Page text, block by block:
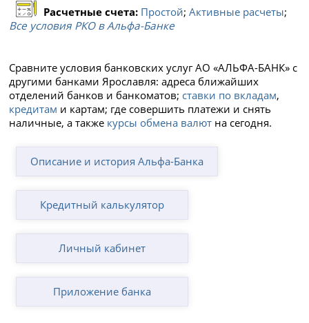
Расчетные счета: Простой;Активные расчеты;
Все условия РКО в Альфа-Банке
Сравните условия банковских услуг АО «АЛЬФА-БАНК» с
другими банками Ярославля: адреса ближайших
отделений банков и банкоматов; ставки по вкладам,
кредитам и картам; где совершить платежи и снять
наличные, а также курсы обмена валют на сегодня.
Описание и история Альфа-Банка
Кредитный калькулятор
Личный кабинет
Приложение банка